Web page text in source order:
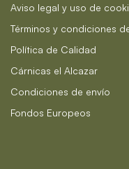
Aviso legal y uso de
Términos y condiciones
Política de Calidad
Cárnicas el Alcazar
Condiciones de envío
Fondos Europeos